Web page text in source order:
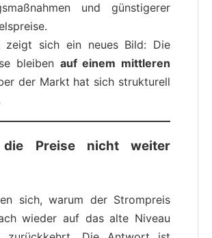
und günstigerer
zeigt sich ein neues Bild: Die
bleiben auf einem mittleren
der Markt hat sich strukturell
die Preise nicht weiter
sich, warum der Strompreis
wieder auf das alte Niveau